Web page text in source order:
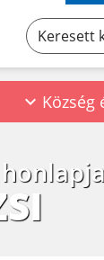
Keresett
Község